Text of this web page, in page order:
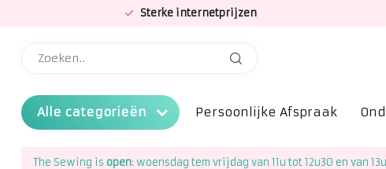
Sterke internetprijzen
Alle categorieën Persoonlijke Afspraak
The Sewing is open: woensdag tem vrijdag van 11u tot 12u30 en van